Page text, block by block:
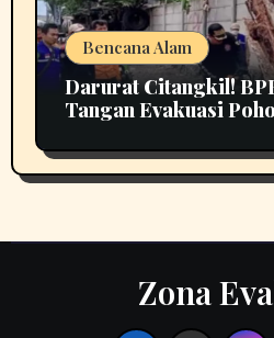
Bencana Alam
Darurat Citangkil!
Tangan Evakuasi
Zona